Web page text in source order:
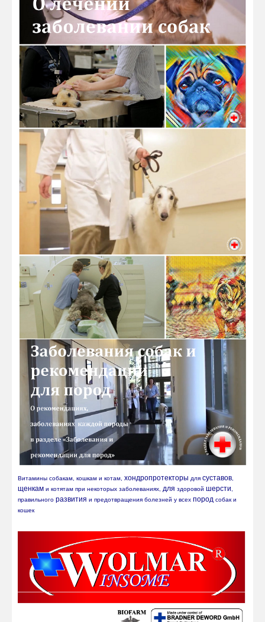
Витамины собакам, кошкам и котам, хондропротекторы для суставов
щенкам и котятам при некоторых заболеваниях, для здоровой шерсти
правильного развития и предотвращения болезней у всех пород собак и
кошек